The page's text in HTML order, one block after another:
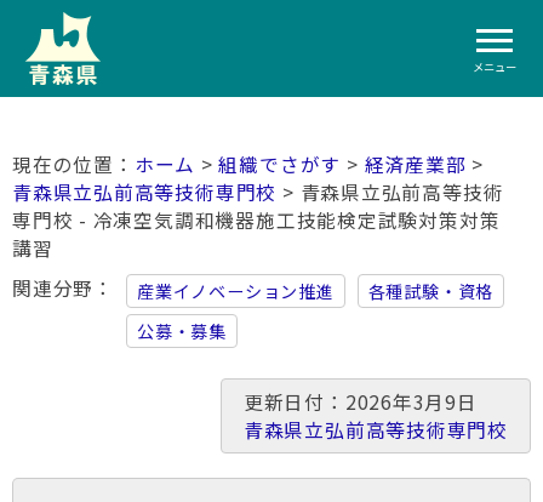
メニュー
ホーム >組織でさがす > 経済産業部 >
青森県立弘前高等技術専門校 > 青森県立弘前高等技術
専門校 - 冷凍空気調和機器施工技能検定試験対策対策
講習
関連分野
産業イノベーション推進
各種試験・資格
公募・募集
更新日付：2026年3月9日
青森県立弘前高等技術専門校